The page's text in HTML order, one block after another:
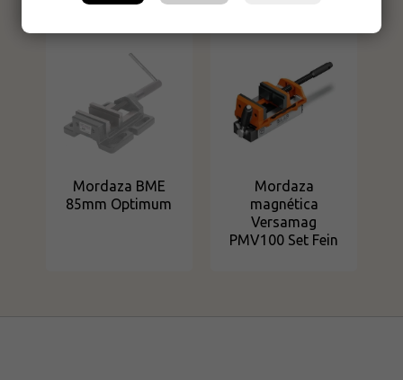
Mordaza BME
85mm Optimum
Mordaza
magnética
Versamag
PMV100 Set Fein